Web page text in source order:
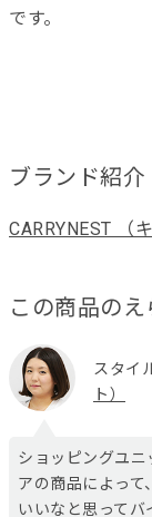
です。
ブランド紹介
CARRYNEST （
この商品のえ
スタイ
ト）
ショッピングユニ
アの商品によっ
いいなと思ってバ